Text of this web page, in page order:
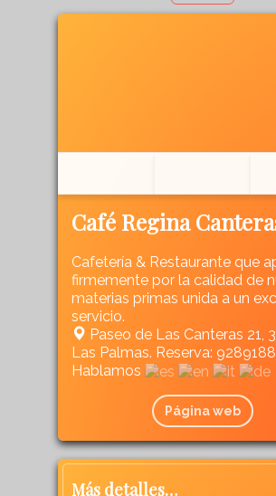
Café Regina
Cafetería & Restaurante que
firmemente por la calidad de
materias primas unida a un
servicio.
Paseo de Las Canteras 21,
Las Palmas. Reserva:
Hablamos
Página web
Más detalles…